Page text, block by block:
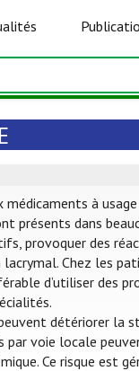
médicaments à
présents dans
provoquer des
Chez les
d’utiliser des
détériorer la
par voie locale
Ce risque est